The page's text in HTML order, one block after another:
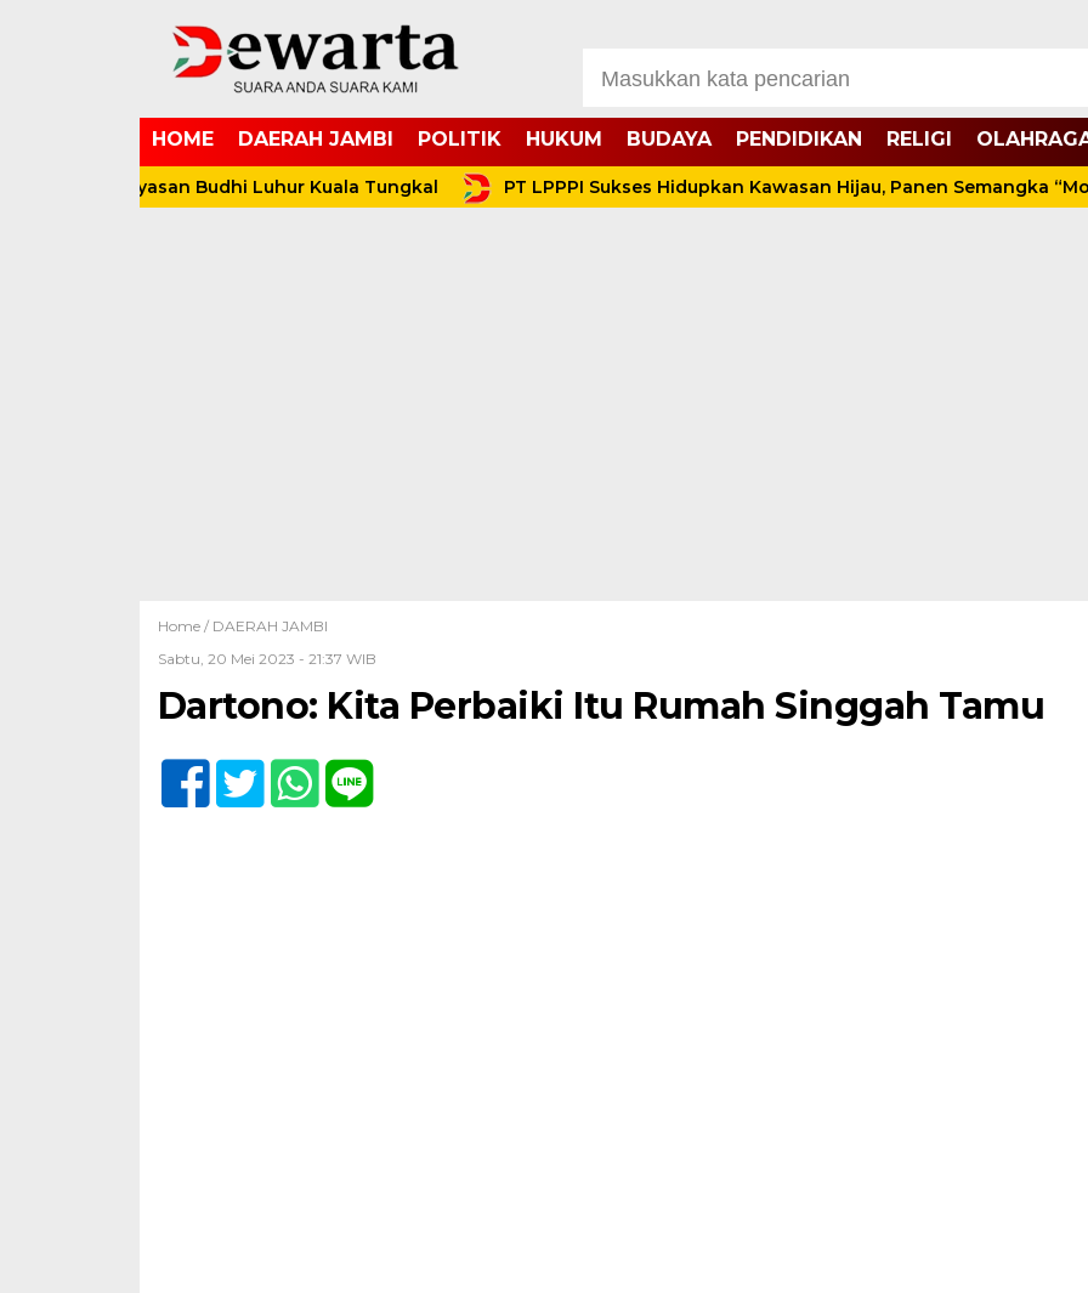
HOME DAERAH JAMBI POLITIK HUKUM BUDAYA PENDIDIKAN RELIGI
Yayasan Budhi Luhur Kuala Tungkal PT LPPPI Sukses Hidupkan Kawasan Hijau, Panen Semangka
Home / DAERAH JAMBI
Sabtu, 20 Mei 2023 - 21:37 WIB
Dartono: Kita Perbaiki Itu Rumah Singgah Tamu